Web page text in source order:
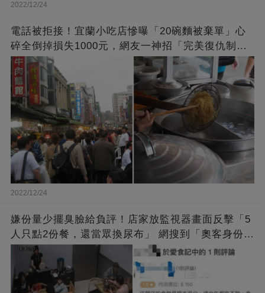
2022/12/24
電話被拒接！宜蘭小吃店慘曝「20碗麵被棄單」心
碎全倒掉損失1000元，網友一神招「完美復仇制裁
奧客」大快人心！
2022/12/24
嫌份量少擺臭臉給負評！店家放監視器畫面反擊「5
人只點2份餐，還當眾換尿布」 網搜到「奧客身份驚
人」大嘆：台灣未來堪憂